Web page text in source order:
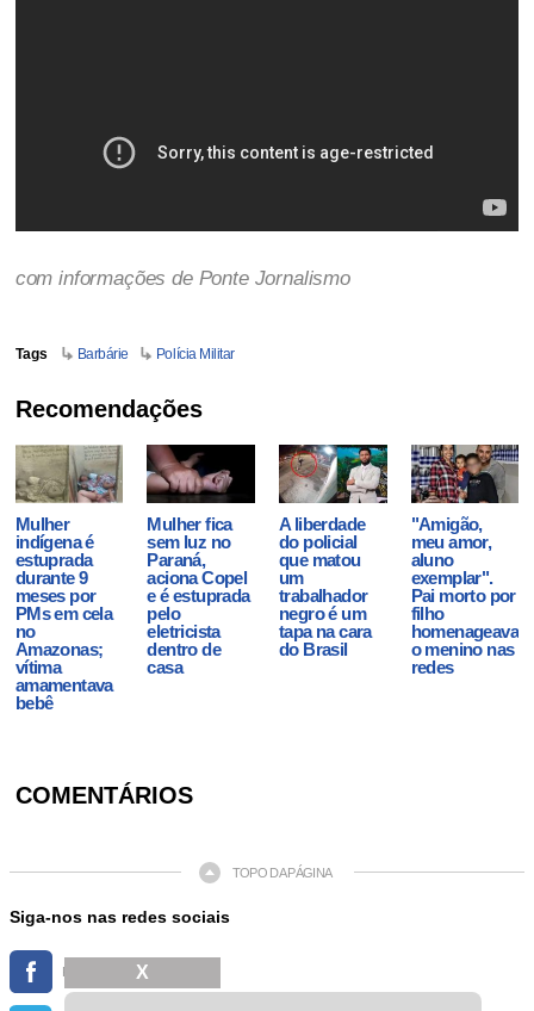
com informações de Ponte Jornalismo
Tags Barbárie Polícia Militar
Recomendações
Mulher
indígena é
estuprada
durante 9
meses por
PMs em cela
no
Amazonas;
vítima
amamentava
bebê
Mulher fica
sem luz no
Paraná,
aciona Copel
e é estuprada
pelo
eletricista
dentro de
casa
A liberdade
do policial
que matou
um
trabalhador
negro é um
tapa na cara
do Brasil
"Amigão,
meu amor,
aluno
exemplar".
Pai morto por
filho
homenageava
o menino nas
redes
COMENTÁRIOS
TOPO DA PÁGINA
Siga-nos nas redes sociais
X